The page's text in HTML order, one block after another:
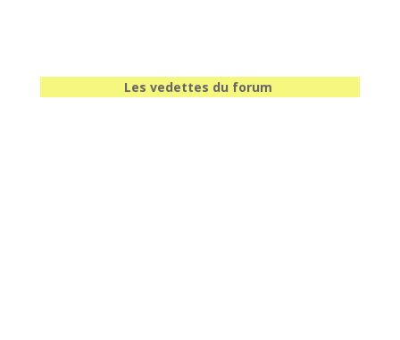
Les vedettes du forum